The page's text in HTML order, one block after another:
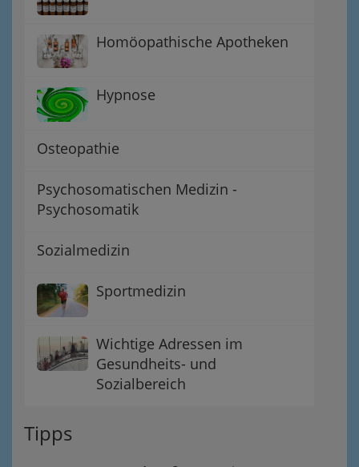
Homöopathische Apotheken
Hypnose
Osteopathie
Psychosomatischen Medizin -
Psychosomatik
Sozialmedizin
Sportmedizin
Wichtige Adressen im
Gesundheits- und
Sozialbereich
Tipps